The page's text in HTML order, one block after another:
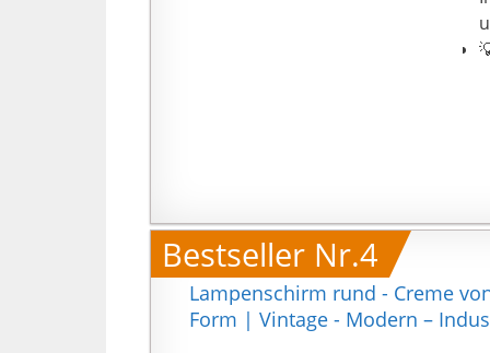
Bestseller Nr.4
Lampenschirm rund - Creme
Form | Vintage - Modern –